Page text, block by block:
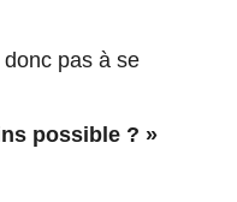
pas à se
possible ? »